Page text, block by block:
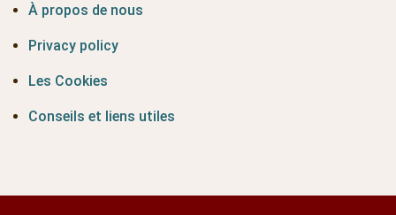
À propos de nous
Privacy policy
Les Cookies
Conseils et liens utiles